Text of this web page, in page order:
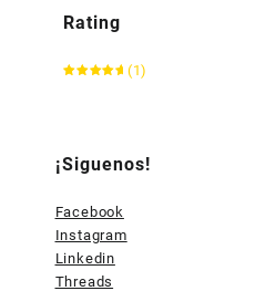
Rating
(1)
¡Siguenos!
Facebook
Instagram
Linkedin
Threads